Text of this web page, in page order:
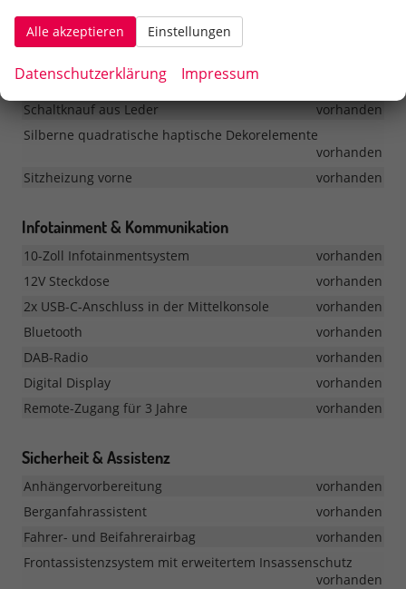
Geteilte Rückbank (60/40)
Kessy Go - schlüssellose Start/ Stop
Manuell höhenverstellbare Vordersitze mit
Lendenwirbelstütze
Schaltknauf aus Leder
vorhanden
Silberne quadratische haptische Dekorelemente
vorhanden
Sitzheizung vorne
vorhanden
Infotainment & Kommunikation
10-Zoll Infotainmentsystem
vorhanden
12V Steckdose
vorhanden
2x USB-C-Anschluss in der Mittelkonsole
vorhanden
Bluetooth
vorhanden
DAB-Radio
vorhanden
Digital Display
vorhanden
Remote-Zugang für 3 Jahre
vorhanden
Sicherheit & Assistenz
Anhängervorbereitung
vorhanden
Berganfahrassistent
vorhanden
Fahrer- und Beifahrerairbag
vorhanden
Frontassistenzsystem mit erweitertem Insassenschutz
vorhanden
Alle akzeptieren Einstellungen
Datenschutzerklärung Impressum